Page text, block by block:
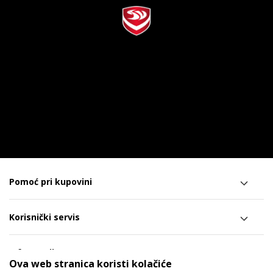
Pomoć pri kupovini
Korisnički servis
Informacije
Ova web stranica koristi kolačiće